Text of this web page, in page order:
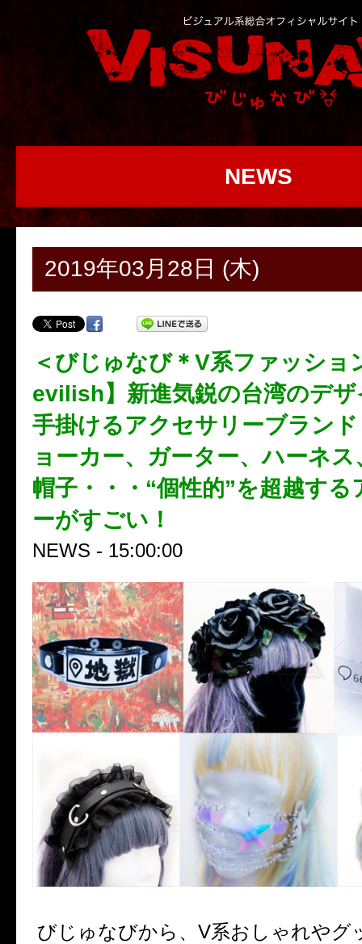
NEWS
2019年03月28日 (木)
＜びじゅなび＊V系ファッショ
evilish】新進気鋭の台湾のデ
手掛けるアクセサリーブラン
ョーカー、ガーター、ハーネ
帽子・・・“個性的”を超越する
ーがすごい！
NEWS - 15:00:00
びじゅなびから、V系おしゃれやグ